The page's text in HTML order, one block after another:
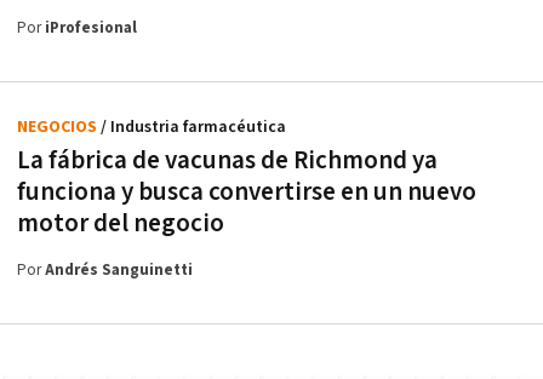
PoriProfesional
La fábrica de vacunas de Richmond ya
funciona y busca convertirse en un nuevo
motor del negocio
NEGOCIOS / Industria farmacéutica
PorAndrés Sanguinetti